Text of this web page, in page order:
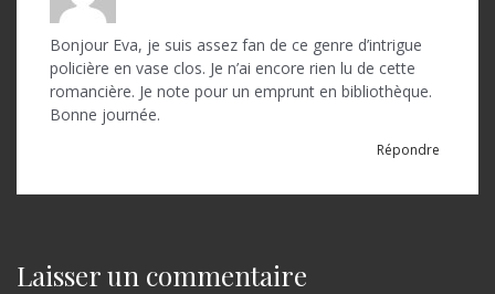
Bonjour Eva, je suis assez fan de ce genre d’intrigue
policière en vase clos. Je n’ai encore rien lu de cette
romancière. Je note pour un emprunt en bibliothèque.
Bonne journée.
Répondre
Laisser un commentaire